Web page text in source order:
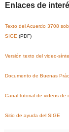
Enlaces de
Texto del Acuerdo 3708
SIGE (PDF)
Versión texto del video-
Documento de Buenas
Canal tutorial de videos de
Sitio de ayuda del SIGE